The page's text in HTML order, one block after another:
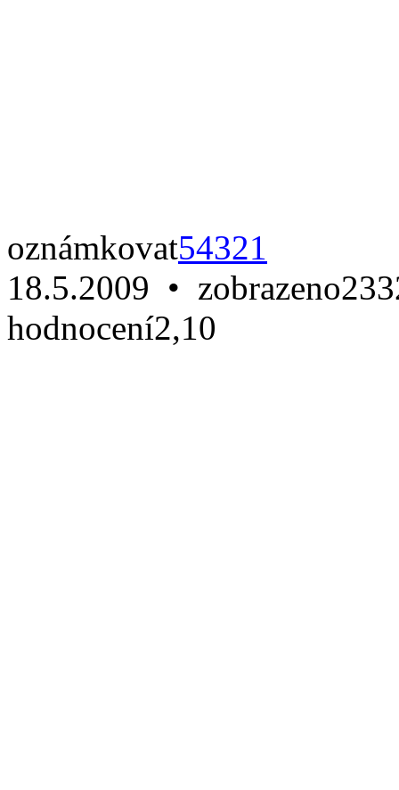
oznámkovat54321
18.5.2009 • zobrazeno
hodnocení2,10